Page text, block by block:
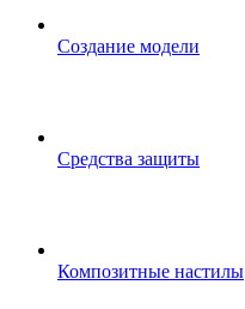
Создание модели
Средства защиты
Композитные настилы